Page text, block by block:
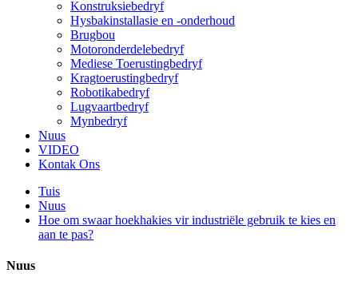
Konstruksiebedryf
Hysbakinstallasie en -onderhoud
Brugbou
Motoronderdelebedryf
Mediese Toerustingbedryf
Kragtoerustingbedryf
Robotikabedryf
Lugvaartbedryf
Mynbedryf
Nuus
VIDEO
Kontak Ons
Tuis
Nuus
Hoe om swaar hoekhakies vir industriële gebruik te kies en
aan te pas?
Nuus